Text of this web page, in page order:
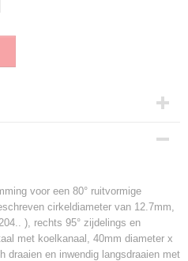
voor een 80° ruitvormige
cirkeldiameter van 12.7mm,
), rechts 95° zijdelings en
met koelkanaal, 40mm diameter x
draaien en inwendig langsdraaien met